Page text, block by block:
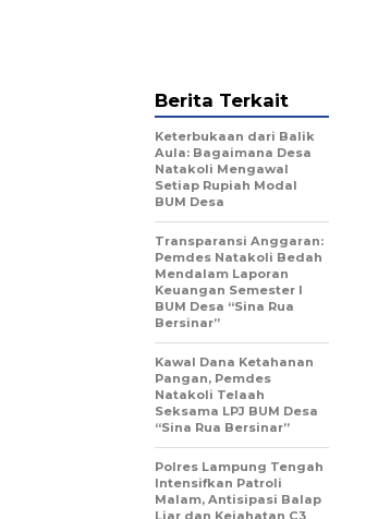
Berita Terkait
Keterbukaan dari Balik
Aula: Bagaimana Desa
Natakoli Mengawal
Setiap Rupiah Modal
BUM Desa
Transparansi Anggaran:
Pemdes Natakoli Bedah
Mendalam Laporan
Keuangan Semester I
BUM Desa “Sina Rua
Bersinar”
Kawal Dana Ketahanan
Pangan, Pemdes
Natakoli Telaah
Seksama LPJ BUM Desa
“Sina Rua Bersinar”
Polres Lampung Tengah
Intensifkan Patroli
Malam, Antisipasi Balap
Liar dan Kejahatan C3